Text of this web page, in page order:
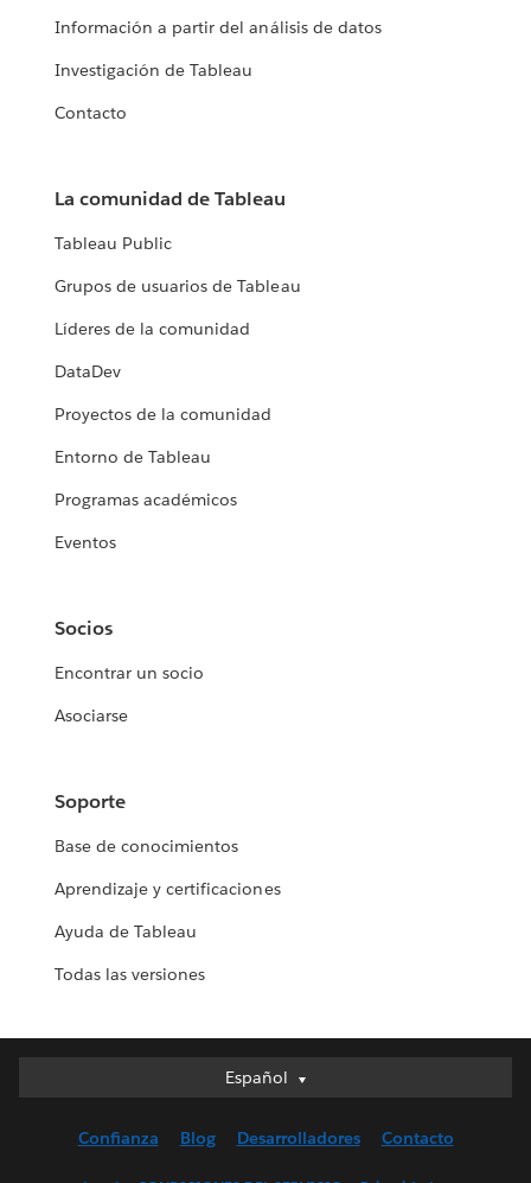
Información a partir del análisis de datos
Investigación de Tableau
Contacto
La comunidad de Tableau
Tableau Public
Grupos de usuarios de Tableau
Líderes de la comunidad
DataDev
Proyectos de la comunidad
Entorno de Tableau
Programas académicos
Eventos
Socios
Encontrar un socio
Asociarse
Soporte
Base de conocimientos
Aprendizaje y certificaciones
Ayuda de Tableau
Todas las versiones
Español
Español
English (UK)
Confianza Blog Desarrolladores Contacto